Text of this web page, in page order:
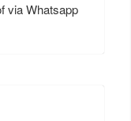
via Whatsapp